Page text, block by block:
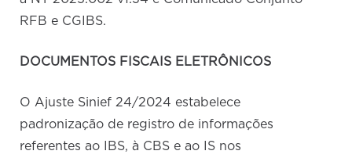
RFB e CGIBS.
DOCUMENTOS FISCAIS ELETRÔNICOS
O Ajuste Sinief 24/2024 estabelece
padronização de registro de informações
referentes ao IBS, à CBS e ao IS nos